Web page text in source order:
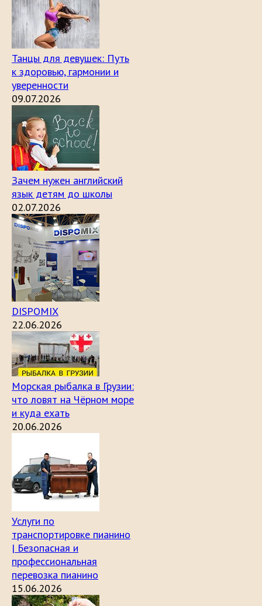
Танцы для девушек: Путь
к здоровью, гармонии и
уверенности
09.07.2026
Зачем нужен английский
язык детям до школы
02.07.2026
DISPOMIX
22.06.2026
Морская рыбалка в Грузии:
что ловят на Чёрном море
и куда ехать
20.06.2026
Услуги по
транспортировке пианино
| Безопасная и
профессиональная
перевозка пианино
15.06.2026